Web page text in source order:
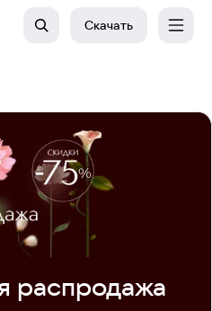
Скачать
распродажа